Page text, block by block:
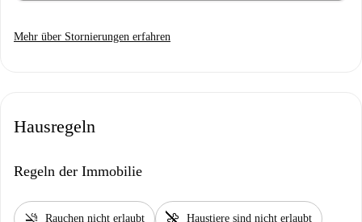
Mehr über Stornierungen erfahren
Hausregeln
Regeln der Immobilie
Rauchen nicht erlaubt Haustiere sind nicht erlaubt